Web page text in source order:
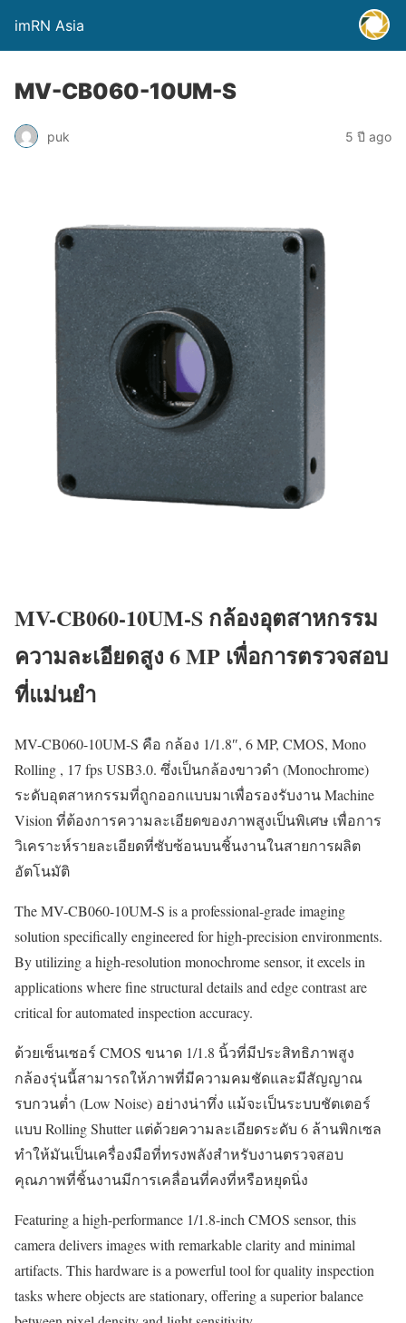
imRN Asia
MV-CB060-10UM-S
puk 5 ปี ago
MV-CB060-10UM-S กล้องอุตสาหกรรม
ความละเอียดสูง 6 MP เพื่อการตรวจสอบ
ที่แม่นยำ
MV-CB060-10UM-S คือ กล้อง 1/1.8″, 6 MP, CMOS, Mono
Rolling , 17 fps USB3.0. ซึ่งเป็นกล้องขาวดำ (Monochrome)
ระดับอุตสาหกรรมที่ถูกออกแบบมาเพื่อรองรับงาน Machine
Vision ที่ต้องการความละเอียดของภาพสูงเป็นพิเศษ เพื่อการ
วิเคราะห์รายละเอียดที่ซับซ้อนบนชิ้นงานในสายการผลิต
อัตโนมัติ
The MV-CB060-10UM-S is a professional-grade imaging
solution specifically engineered for high-precision environments.
By utilizing a high-resolution monochrome sensor, it excels in
applications where fine structural details and edge contrast are
critical for automated inspection accuracy.
ด้วยเซ็นเซอร์ CMOS ขนาด 1/1.8 นิ้วที่มีประสิทธิภาพสูง
กล้องรุ่นนี้สามารถให้ภาพที่มีความคมชัดและมีสัญญาณ
รบกวนต่ำ (Low Noise) อย่างน่าทึ่ง แม้จะเป็นระบบชัตเตอร์
แบบ Rolling Shutter แต่ด้วยความละเอียดระดับ 6 ล้านพิกเซล
ทำให้มันเป็นเครื่องมือที่ทรงพลังสำหรับงานตรวจสอบ
คุณภาพที่ชิ้นงานมีการเคลื่อนที่คงที่หรือหยุดนิ่ง
Featuring a high-performance 1/1.8-inch CMOS sensor, this
camera delivers images with remarkable clarity and minimal
artifacts. This hardware is a powerful tool for quality inspection
tasks where objects are stationary, offering a superior balance